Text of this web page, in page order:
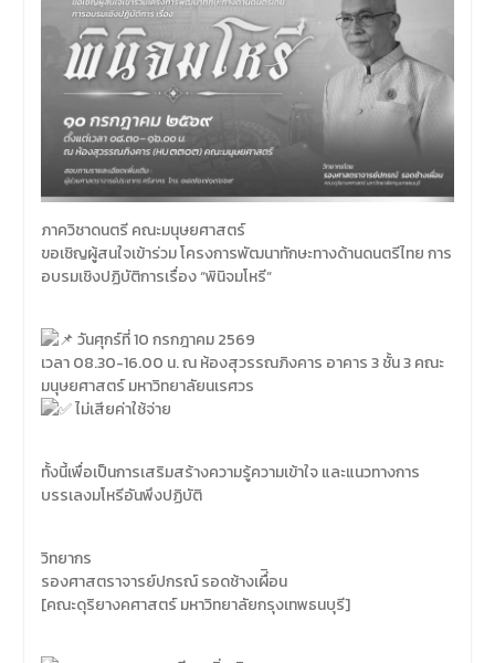
ภาควิชาดนตรี คณะมนุษยศาสตร์
ขอเชิญผู้สนใจเข้าร่วม โครงการพัฒนาทักษะทางด้านดนตรีไทย การ
อบรมเชิงปฏิบัติการเรื่อง “พินิจมโหรี“
วันศุกร์ที่ 10 กรกฎาคม 2569
เวลา 08.30-16.00 น. ณ ห้องสุวรรณภิงคาร อาคาร 3 ชั้น 3 คณะ
มนุษยศาสตร์ มหาวิทยาลัยนเรศวร
ไม่เสียค่าใช้จ่าย
ทั้งนี้เพื่อเป็นการเสริมสร้างความรู้ความเข้าใจ และแนวทางการ
บรรเลงมโหรีอันพึงปฏิบัติ
วิทยากร
รองศาสตราจารย์ปกรณ์ รอดช้างเผื่ิอน
[คณะดุริยางคศาสตร์ มหาวิทยาลัยกรุงเทพธนบุรี]